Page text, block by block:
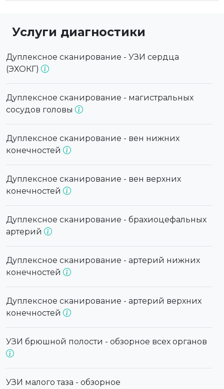
Услуги диагностики
Дуплексное сканирование - УЗИ сердца
(ЭХОКГ)
Дуплексное сканирование - магистральных
сосудов головы
Дуплексное сканирование - вен нижних
конечностей
Дуплексное сканирование - вен верхних
конечностей
Дуплексное сканирование - брахиоцефальных
артерий
Дуплексное сканирование - артерий нижних
конечностей
Дуплексное сканирование - артерий верхних
конечностей
УЗИ брюшной полости - обзорное всех органов
УЗИ малого таза - обзорное